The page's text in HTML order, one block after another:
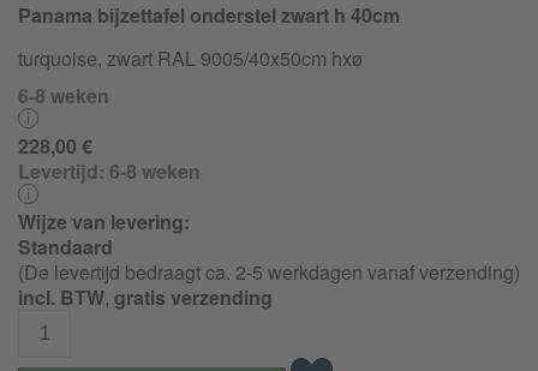
Panama bijzettafel onderstel zwart h 40cm
turquoise, zwart RAL 9005/40x50cm hxø
6-8 weken
228,00 €
Levertijd: 6-8 weken
Wijze van levering:
Standaard
(De levertijd bedraagt ca. 2-5 werkdagen vanaf verzending)
incl. BTW, gratis verzending